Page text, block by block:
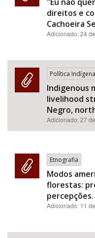
direitos e
Cachoeira
Adicionado:24
Política Indígena
Indigenous
livelihood
Negro,
Adicionado:27
Etnografia
Modos
florestas:
percepções.
Adicionado: 11